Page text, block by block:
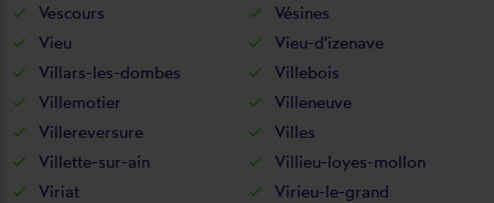
Vescours
Vésines
Vieu
Vieu-d'izenave
Villars-les-dombes
Villebois
Villemotier
Villeneuve
Villereversure
Villes
Villette-sur-ain
Villieu-loyes-mollon
Viriat
Virieu-le-grand